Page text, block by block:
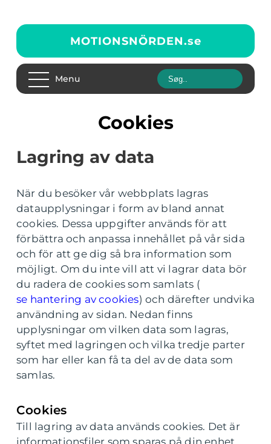
MOTIONSNÖRDEN.se
Menu
Cookies
Lagring av data
När du besöker vår webbplats lagras
dataupplysningar i form av bland annat
cookies. Dessa uppgifter används för att
förbättra och anpassa innehållet på vår sida
och för att ge dig så bra information som
möjligt. Om du inte vill att vi lagrar data bör
du radera de cookies som samlats (
se hantering av cookies) och därefter undvika
användning av sidan. Nedan finns
upplysningar om vilken data som lagras,
syftet med lagringen och vilka tredje parter
som har eller kan få ta del av de data som
samlas.
Cookies
Till lagring av data används cookies. Det är
informationsfiler som sparas på din enhet